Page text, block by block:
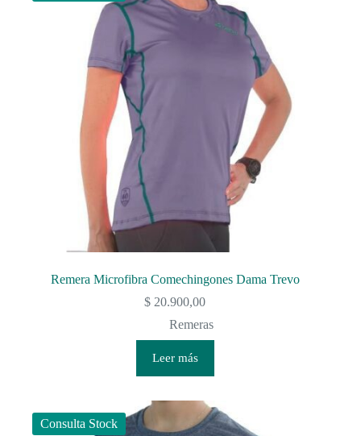
Remera Microfibra Comechingones Dama Trevo
$ 20.900,00
Remeras
Leer más
Consulta Stock